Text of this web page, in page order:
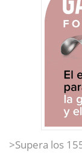
>Supera los